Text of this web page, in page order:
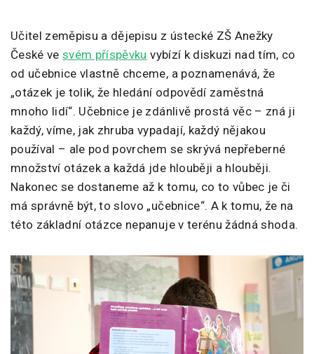
Učitel zeměpisu a dějepisu z ústecké ZŠ Anežky
České vesvém příspěvku vybízí k diskuzi nad tím, co
od učebnice vlastně chceme, a poznamenává, že
„otázek je tolik, že hledání odpovědí zaměstná
mnoho lidí“. Učebnice je zdánlivě prostá věc – zná ji
každý, víme, jak zhruba vypadají, každý nějakou
používal – ale pod povrchem se skrývá nepřeberné
množství otázek a každá jde hlouběji a hlouběji.
Nakonec se dostaneme až k tomu, co to vůbec je či
má správně být, to slovo „učebnice“. A k tomu, že na
této základní otázce nepanuje v terénu žádná shoda.